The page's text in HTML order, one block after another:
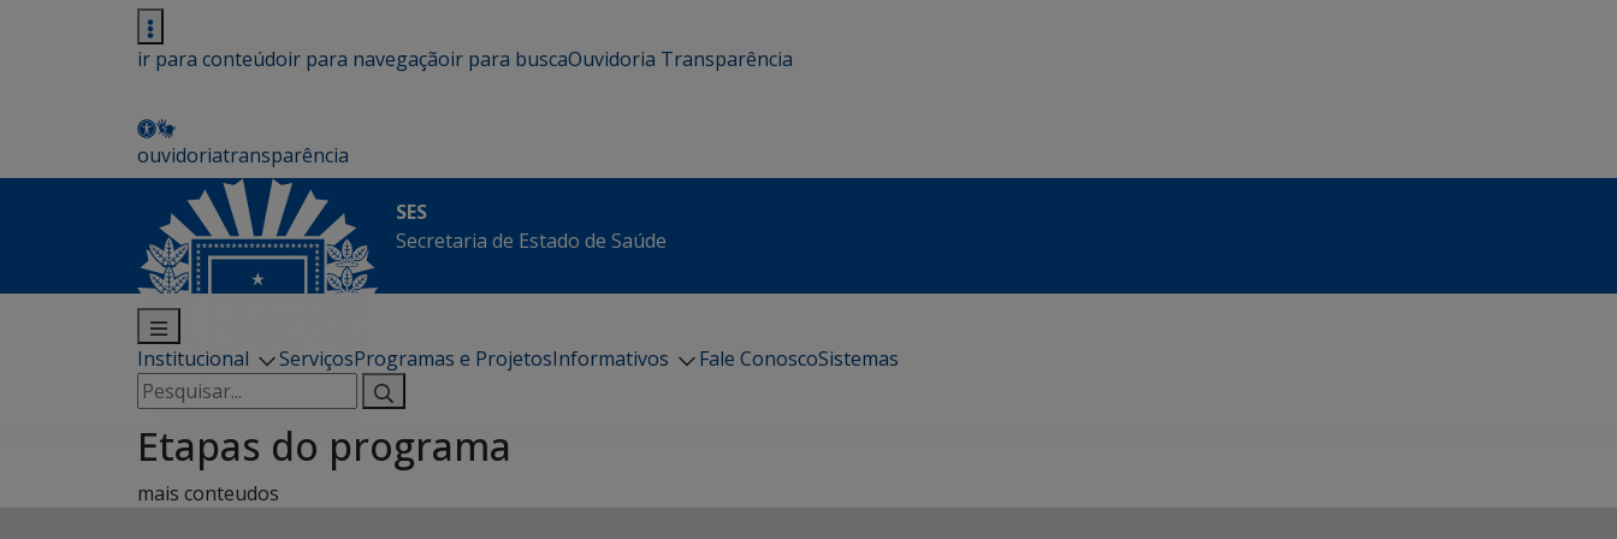
ir para conteúdoir para navegaçãoir para buscaOuvidoria Transparência
ouvidoriatransparência
SES
Secretaria de Estado de Saúde
Institucional ServiçosProgramas e ProjetosInformativos Fale ConoscoSistemas
Pesquisar
por:
Etapas do programa
mais conteudos